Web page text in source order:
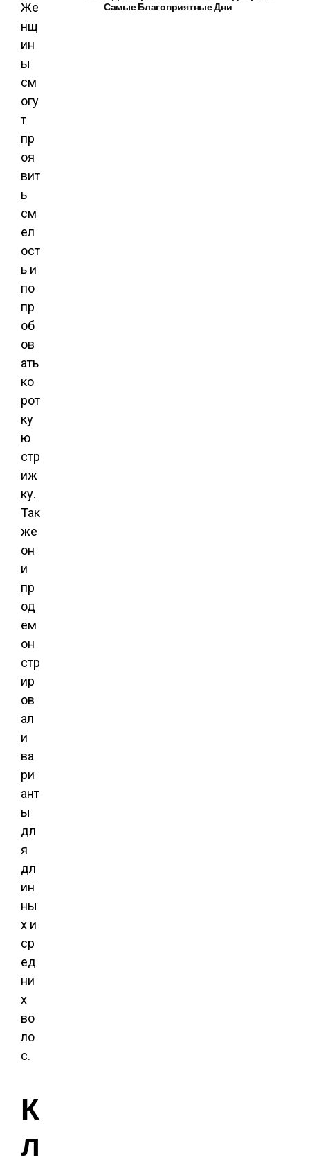
Же
нщ
ин
ы
см
огу
т
пр
оя
вит
ь
см
ел
ост
ь и
по
пр
об
ов
ать
ко
рот
ку
ю
стр
иж
ку.
Так
же
он
и
пр
од
ем
он
стр
ир
ов
ал
и
ва
ри
ант
ы
дл
я
дл
ин
ны
х и
ср
ед
ни
х
во
ло
с.
К
л
Самые Благоприятные Дни